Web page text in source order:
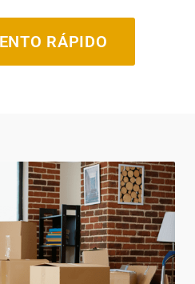
RÁPIDO